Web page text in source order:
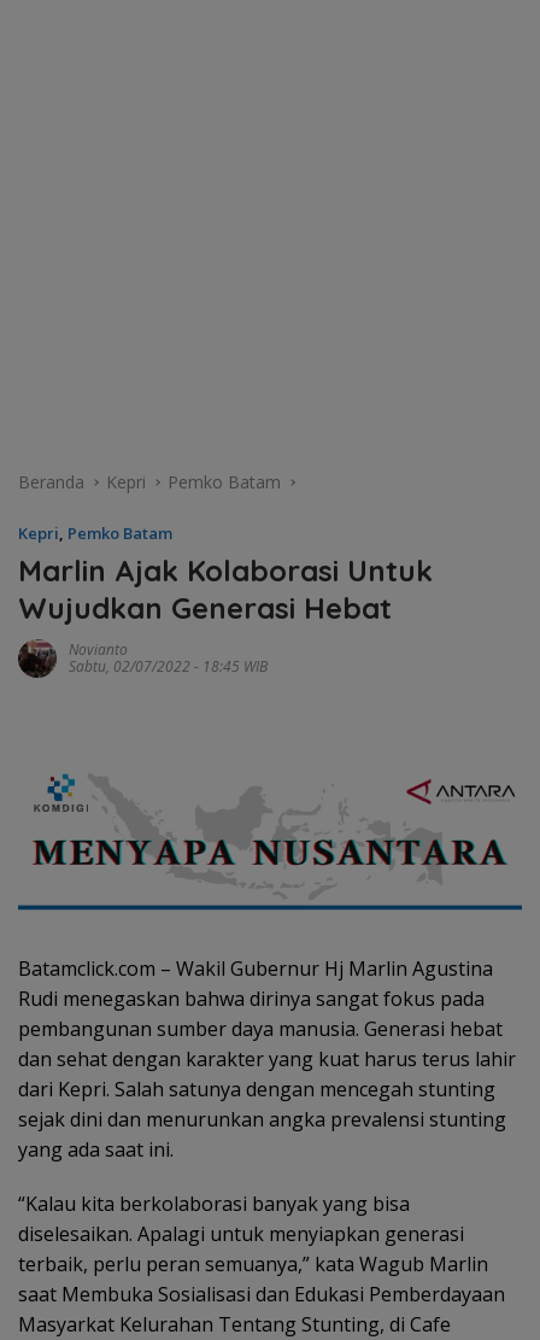
Beranda Kepri Pemko Batam
Kepri, Pemko Batam
Marlin Ajak Kolaborasi Untuk
Wujudkan Generasi Hebat
Novianto
Sabtu, 02/07/2022 - 18:45 WIB
Batamclick.com – Wakil Gubernur Hj Marlin Agustina
Rudi menegaskan bahwa dirinya sangat fokus pada
pembangunan sumber daya manusia. Generasi hebat
dan sehat dengan karakter yang kuat harus terus lahir
dari Kepri. Salah satunya dengan mencegah stunting
sejak dini dan menurunkan angka prevalensi stunting
yang ada saat ini.
“Kalau kita berkolaborasi banyak yang bisa
diselesaikan. Apalagi untuk menyiapkan generasi
terbaik, perlu peran semuanya,” kata Wagub Marlin
saat Membuka Sosialisasi dan Edukasi Pemberdayaan
Masyarkat Kelurahan Tentang Stunting, di Cafe